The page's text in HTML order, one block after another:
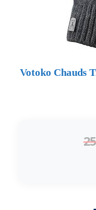
Votoko Chauds